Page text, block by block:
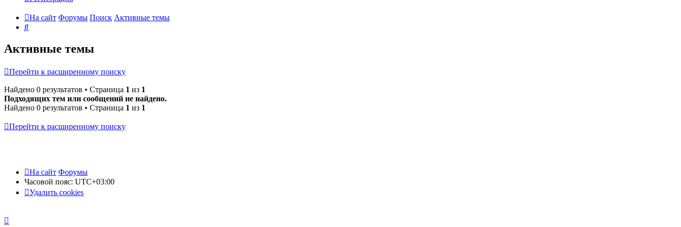
На сайт Форумы Поиск Активные темы
Поиск
Активные темы
Перейти к расширенному поиску
Найдено 0 результатов • Страница 1 из 1
Подходящих тем или сообщений не найдено.
Найдено 0 результатов • Страница 1 из 1
Перейти к расширенному поиску
На сайт Форумы
Часовой пояс: UTC+03:00
Удалить cookies